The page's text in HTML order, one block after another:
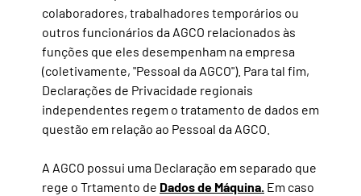
colaboradores, trabalhadores temporários ou
outros funcionários da AGCO relacionados às
funções que eles desempenham na empresa
(coletivamente, "Pessoal da AGCO"). Para tal fim,
Declarações de Privacidade regionais
independentes regem o tratamento de dados em
questão em relação ao Pessoal da AGCO.
A AGCO possui uma Declaração em separado que
rege o Trtamento de Dados de Máquina. Em caso